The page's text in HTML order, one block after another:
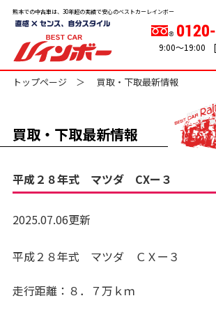
熊本での中古車は、30年超の実績で安心のベストカーレインボー
9:00～19:00 [
トップページ 買取・下取最新情報
買取・下取最新情報
平成２８年式 マツダ CXー３
2025.07.06更新
平成２８年式 マツダ ＣＸー３
走行距離：８．７万ｋｍ